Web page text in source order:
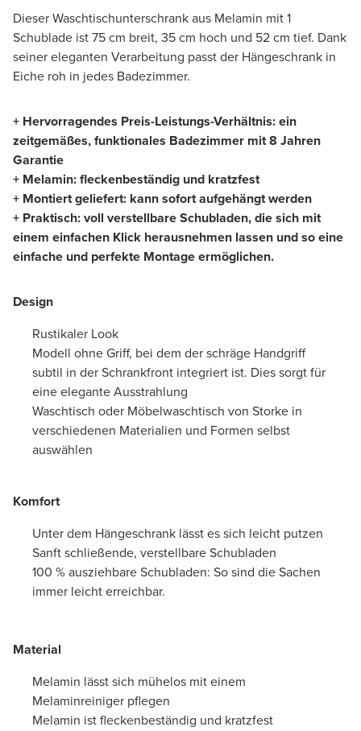
Dieser Waschtischunterschrank aus Melamin mit 1
Schublade ist 75 cm breit, 35 cm hoch und 52 cm tief. Dank
seiner eleganten Verarbeitung passt der Hängeschrank in
Eiche roh in jedes Badezimmer.
+ Hervorragendes Preis-Leistungs-Verhältnis: ein
zeitgemäßes, funktionales Badezimmer mit 8 Jahren
Garantie
+ Melamin: fleckenbeständig und kratzfest
+ Montiert geliefert: kann sofort aufgehängt werden
+ Praktisch: voll verstellbare Schubladen, die sich mit
einem einfachen Klick herausnehmen lassen und so eine
einfache und perfekte Montage ermöglichen.
Design
Rustikaler Look
Modell ohne Griff, bei dem der schräge Handgriff
subtil in der Schrankfront integriert ist. Dies sorgt für
eine elegante Ausstrahlung
Waschtisch oder Möbelwaschtisch von Storke in
verschiedenen Materialien und Formen selbst
auswählen
Komfort
Unter dem Hängeschrank lässt es sich leicht putzen
Sanft schließende, verstellbare Schubladen
100 % ausziehbare Schubladen: So sind die Sachen
immer leicht erreichbar.
Material
Melamin lässt sich mühelos mit einem
Melaminreiniger pflegen
Melamin ist fleckenbeständig und kratzfest